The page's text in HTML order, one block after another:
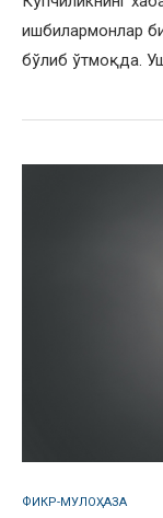
ишбилармонлар
бўлиб ўтмоқда.
ФИКР-МУЛОҲАЗА